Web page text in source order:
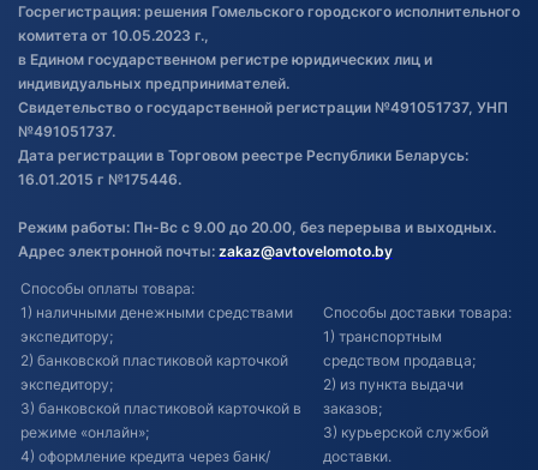
Обновления в ЭПТС 2024
Госрегистрация: решения Гомельского городского исполнительного
комитета от 10.05.2023 г.,
в Едином государственном регистре юридических лиц и
индивидуальных предпринимателей.
Свидетельство о государственной регистрации №491051737, УНП
№491051737.
Дата регистрации в Торговом реестре Республики Беларусь:
16.01.2015 г №175446.
Режим работы: Пн-Вс с 9.00 до 20.00, без перерыва и выходных.
Адрес электронной почты: zakaz@avtovelomoto.by
Способы оплаты товара:
1) наличными денежными средствами
экспедитору;
2) банковской пластиковой карточкой
экспедитору;
3) банковской пластиковой карточкой в
режиме «онлайн»;
4) оформление кредита через банк/
Способы доставки товара:
1) транспортным
средством продавца;
2) из пункта выдачи
заказов;
3) курьерской службой
доставки.